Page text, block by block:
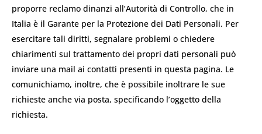
proporre reclamo dinanzi all’Autorità di Controllo, che in
Italia è il Garante per la Protezione dei Dati Personali. Per
esercitare tali diritti, segnalare problemi o chiedere
chiarimenti sul trattamento dei propri dati personali può
inviare una mail ai contatti presenti in questa pagina. Le
comunichiamo, inoltre, che è possibile inoltrare le sue
richieste anche via posta, specificando l’oggetto della
richiesta.